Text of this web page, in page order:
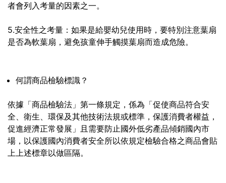
者會列入考量的因素之一。
5.安全性之考量：如果是給嬰幼兒使用時，要特別注意葉扇
是否為軟葉扇，避免孩童伸手觸摸葉扇而造成危險。
何謂商品檢驗標識？
依據「商品檢驗法」第一條規定，係為「促使商品符合安
全、衛生、環保及其他技術法規或標準，保護消費者權益，
促進經濟正常發展」且需要防止國外低劣產品傾銷國內市
場，以保護國內消費者安全所以依規定檢驗合格之商品會貼
上上述標章以做區隔。